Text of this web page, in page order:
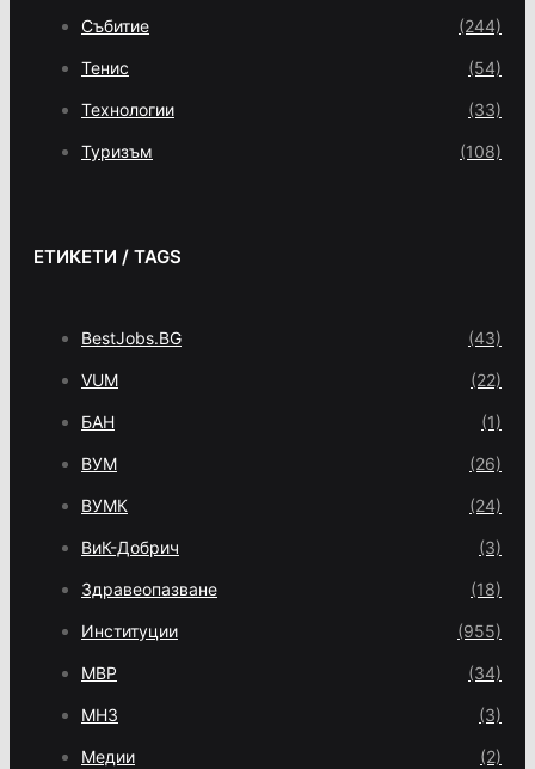
Събитие (244)
Тенис (54)
Технологии (33)
Туризъм (108)
ЕТИКЕТИ / TAGS
BestJobs.BG (43)
VUM (22)
БАН (1)
ВУМ (26)
ВУМК (24)
ВиК-Добрич (3)
Здравеопазване (18)
Институции (955)
МВР (34)
МНЗ (3)
Медии (2)